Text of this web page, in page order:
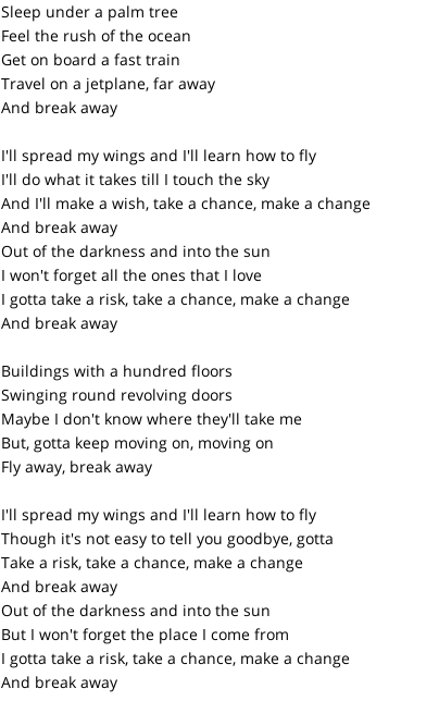
Sleep under a palm tree
Feel the rush of the ocean
Get on board a fast train
Travel on a jetplane, far away
And break away
I'll spread my wings and I'll learn how to fly
I'll do what it takes till I touch the sky
And I'll make a wish, take a chance, make a change
And break away
Out of the darkness and into the sun
I won't forget all the ones that I love
I gotta take a risk, take a chance, make a change
And break away
Buildings with a hundred floors
Swinging round revolving doors
Maybe I don't know where they'll take me
But, gotta keep moving on, moving on
Fly away, break away
I'll spread my wings and I'll learn how to fly
Though it's not easy to tell you goodbye, gotta
Take a risk, take a chance, make a change
And break away
Out of the darkness and into the sun
But I won't forget the place I come from
I gotta take a risk, take a chance, make a change
And break away